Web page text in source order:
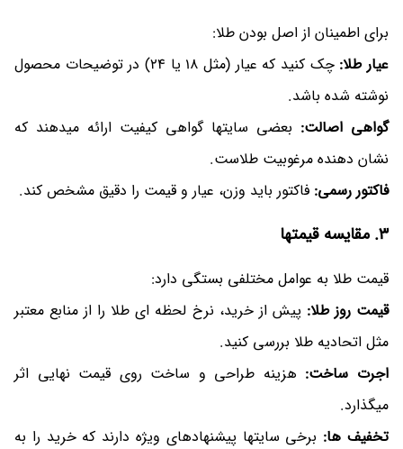
برای اطمینان از اصل بودن طلا:
عیار طلا:
چک کنید که عیار (مثل 18 یا 24) در توضیحات محصول
نوشته شده باشد.
گواهی اصالت: بعضی سایتها گواهی کیفیت ارائه میدهند که
نشان دهنده مرغوبیت طلاست.
فاکتور رسمی: فاکتور باید وزن، عیار و قیمت را دقیق مشخص کند.
3. مقایسه قیمتها
قیمت طلا به عوامل مختلفی بستگی دارد:
قیمت روز طلا: پیش از خرید، نرخ لحظه‌ ای طلا را از منابع معتبر
مثل اتحادیه طلا بررسی کنید.
اجرت ساخت: هزینه طراحی و ساخت روی قیمت نهایی اثر
میگذارد.
تخفیف ها: برخی سایتها پیشنهادهای ویژه دارند که خرید را به